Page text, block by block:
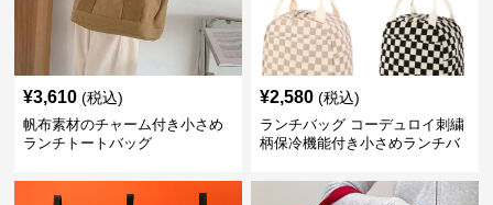
¥3,610 (税込)
帆布素材のチャーム付き小さめ
ランチトートバッグ
¥2,580 (税込)
ランチバッグ コーデュロイ刺繍
柄保冷機能付き小さめランチバ